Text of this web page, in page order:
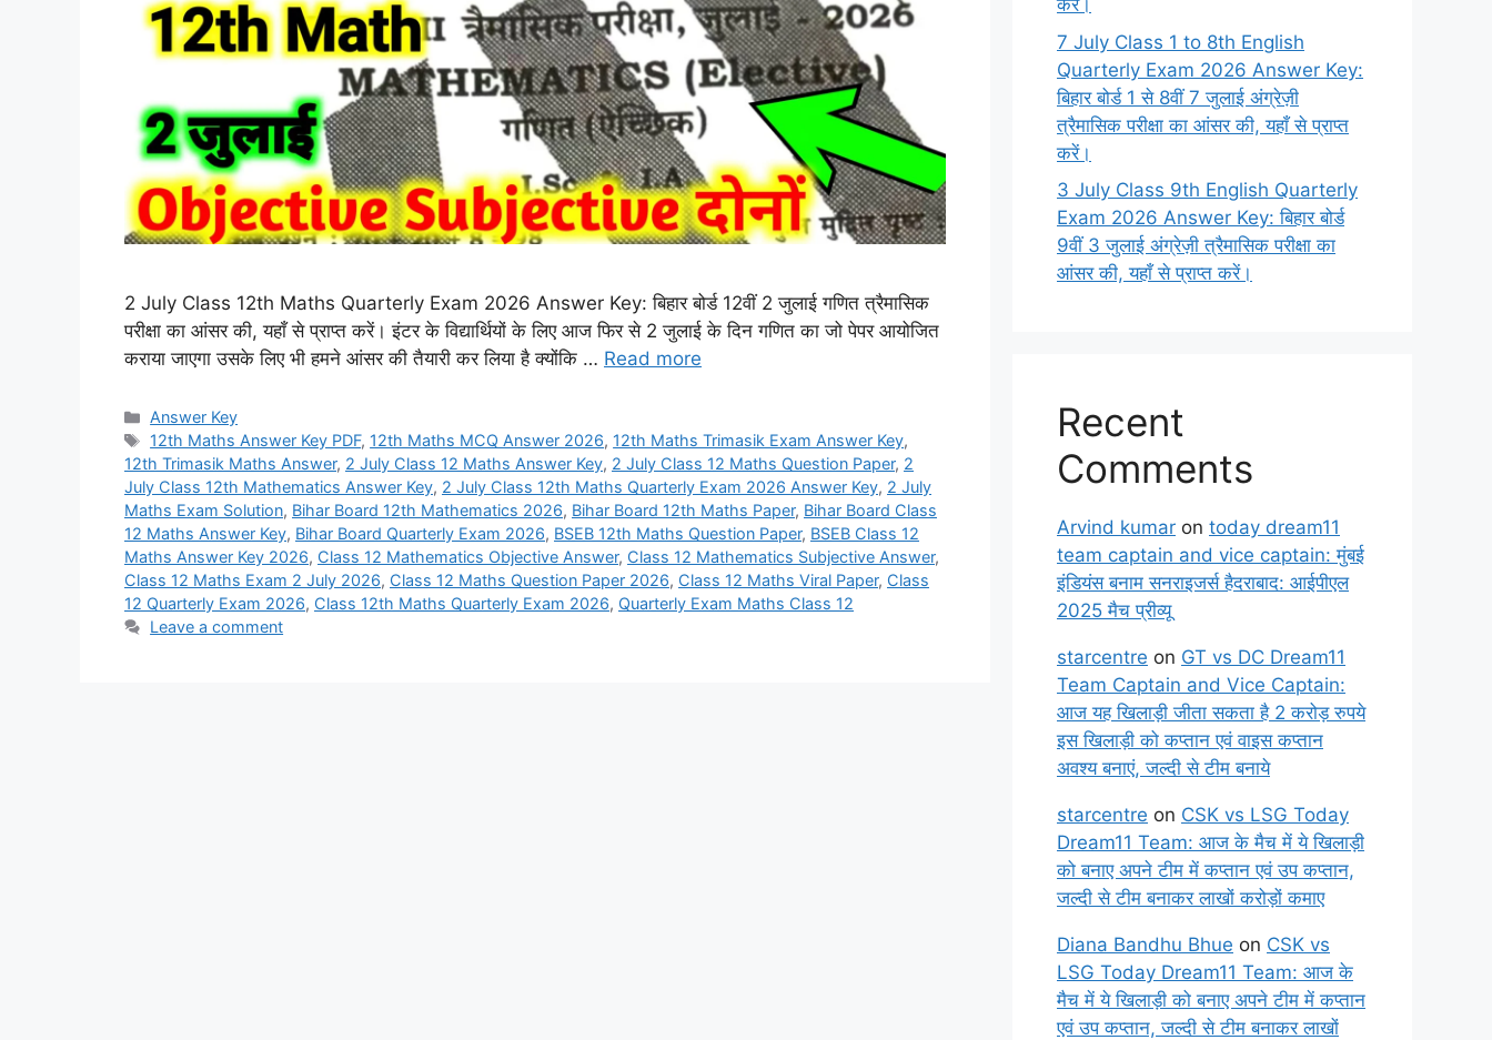
2 July Class 12th Maths Quarterly Exam 2026 Answer Key: बिहार बोर्ड 12वीं 2 जुलाई गणित त्रैमासिक
परीक्षा का आंसर की, यहाँ से प्राप्त करें। इंटर के विद्यार्थियों के लिए आज फिर से 2 जुलाई के दिन गणित का जो पेपर आयोजित
कराया जाएगा उसके लिए भी हमने आंसर की तैयारी कर लिया है क्योंकि … Read more
Categories
Answer Key
Tags
12th Maths Answer Key PDF, 12th Maths MCQ Answer 2026, 12th Maths Trimasik Exam Answer Key,
12th Trimasik Maths Answer, 2 July Class 12 Maths Answer Key, 2 July Class 12 Maths Question Paper, 2
July Class 12th Mathematics Answer Key, 2 July Class 12th Maths Quarterly Exam 2026 Answer Key, 2 July
Maths Exam Solution, Bihar Board 12th Mathematics 2026, Bihar Board 12th Maths Paper, Bihar Board Class
12 Maths Answer Key, Bihar Board Quarterly Exam 2026, BSEB 12th Maths Question Paper, BSEB Class 12
Maths Answer Key 2026, Class 12 Mathematics Objective Answer, Class 12 Mathematics Subjective Answer,
Class 12 Maths Exam 2 July 2026, Class 12 Maths Question Paper 2026, Class 12 Maths Viral Paper, Class
12 Quarterly Exam 2026, Class 12th Maths Quarterly Exam 2026, Quarterly Exam Maths Class 12
Leave a comment
करें।
7 July Class 1 to 8th English
Quarterly Exam 2026 Answer Key:
बिहार बोर्ड 1 से 8वीं 7 जुलाई अंग्रेज़ी
त्रैमासिक परीक्षा का आंसर की, यहाँ से प्राप्त
करें।
3 July Class 9th English Quarterly
Exam 2026 Answer Key: बिहार बोर्ड
9वीं 3 जुलाई अंग्रेज़ी त्रैमासिक परीक्षा का
आंसर की, यहाँ से प्राप्त करें।
Recent
Comments
Arvind kumar on today dream11
team captain and vice captain: मुंबई
इंडियंस बनाम सनराइजर्स हैदराबाद: आईपीएल
2025 मैच प्रीव्यू
starcentre on GT vs DC Dream11
Team Captain and Vice Captain:
आज यह खिलाड़ी जीता सकता है 2 करोड़ रुपये
इस खिलाड़ी को कप्तान एवं वाइस कप्तान
अवश्य बनाएं, जल्दी से टीम बनाये
starcentre on CSK vs LSG Today
Dream11 Team: आज के मैच में ये खिलाड़ी
को बनाए अपने टीम में कप्तान एवं उप कप्तान,
जल्दी से टीम बनाकर लाखों करोड़ों कमाए
Diana Bandhu Bhue on CSK vs
LSG Today Dream11 Team: आज के
मैच में ये खिलाड़ी को बनाए अपने टीम में कप्तान
एवं उप कप्तान, जल्दी से टीम बनाकर लाखों